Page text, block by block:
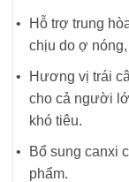
Hỗ trợ trung
chịu do ợ
Hương vị trái
cho cả người
khó tiêu.
Bổ sung canxi
phẩm.